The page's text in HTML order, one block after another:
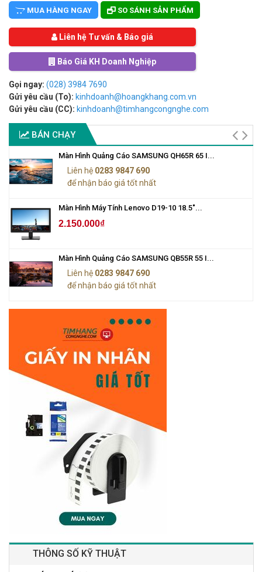
MUA HÀNG NGAY SO SÁNH SẢN PHẨM
Liên hệ Tư vấn & Báo giá
Báo Giá KH Doanh Nghiệp
Gọi ngay: (028) 3984 7690
Gửi yêu cầu (To): kinhdoanh@hoangkhang.com.vn
Gửi yêu cầu (CC): kinhdoanh@timhangcongnghe.com
BÁN CHẠY
Màn Hình Quảng Cáo SAMSUNG QH65R 65 I...
Liên hệ 0283 9847 690
để nhận báo giá tốt nhất
Màn Hình Máy Tính Lenovo D19-10 18.5"...
2.150.000₫
Màn Hình Quảng Cáo SAMSUNG QB55R 55 I...
Liên hệ 0283 9847 690
để nhận báo giá tốt nhất
THÔNG SỐ KỸ THUẬT